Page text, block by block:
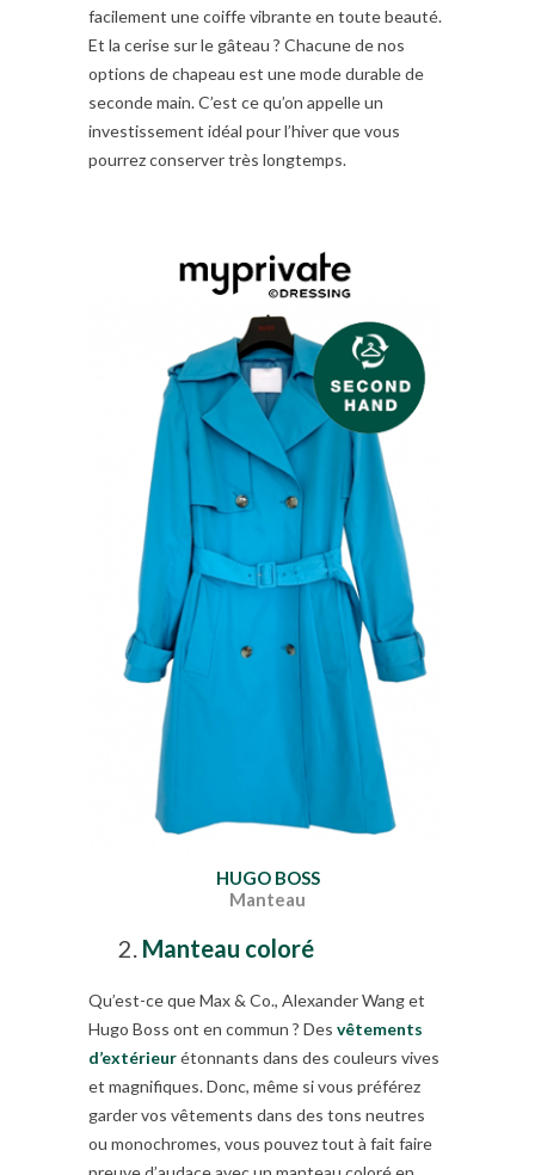
facilement une coiffe vibrante en toute beauté.
Et la cerise sur le gâteau ? Chacune de nos
options de chapeau est une mode durable de
seconde main. C’est ce qu’on appelle un
investissement idéal pour l’hiver que vous
pourrez conserver très longtemps.
HUGO BOSS
Manteau
Manteau coloré
Qu’est-ce que Max & Co., Alexander Wang et
Hugo Boss ont en commun ? Des vêtements
d’extérieurétonnants dans des couleurs vives
et magnifiques. Donc, même si vous préférez
garder vos vêtements dans des tons neutres
ou monochromes, vous pouvez tout à fait faire